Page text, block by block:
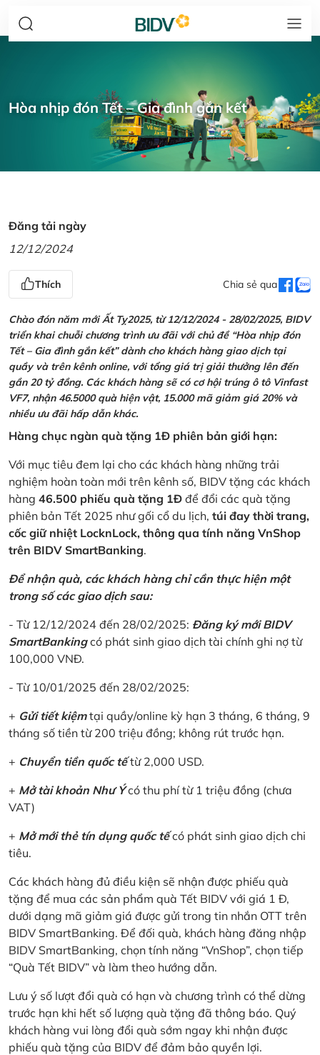
Hòa nhịp đón Tết – Gia đình gắn kết
Đăng tải ngày
12/12/2024
Thích Chia sẻ qua
Chào đón năm mới Ất Tỵ2025, từ 12/12/2024 - 28/02/2025, BIDV
triển khai chuỗi chương trình ưu đãi với chủ đề “Hòa nhịp đón
Tết – Gia đình gắn kết” dành cho khách hàng giao dịch tại
quầy và trên kênh online, với tổng giá trị giải thưởng lên đến
gần 20 tỷ đồng. Các khách hàng sẽ có cơ hội trúng ô tô Vinfast
VF7, nhận 46.5000 quà hiện vật, 15.000 mã giảm giá 20% và
nhiều ưu đãi hấp dẫn khác.
Hàng chục ngàn quà tặng 1Đ phiên bản giới hạn:
Với mục tiêu đem lại cho các khách hàng những trải
nghiệm hoàn toàn mới trên kênh số, BIDV tặng các khách
hàng 46.500 phiếu quà tặng 1Đ để đổi các quà tặng
phiên bản Tết 2025 như gối cổ du lịch, túi đay thời trang,
cốc giữ nhiệt LocknLock, thông qua tính năng VnShop
trên BIDV SmartBanking.
Để nhận quà, các khách hàng chỉ cần thực hiện một
trong số các giao dịch sau:
- Từ 12/12/2024 đến 28/02/2025: Đăng ký mới BIDV
SmartBankingcó phát sinh giao dịch tài chính ghi nợ từ
100,000 VNĐ.
- Từ 10/01/2025 đến 28/02/2025:
+ Gửi tiết kiệmtại quầy/online kỳ hạn 3 tháng, 6 tháng, 9
tháng số tiền từ 200 triệu đồng; không rút trước hạn.
+ Chuyển tiền quốc tếtừ 2,000 USD.
+ Mở tài khoản Như Ýcó thu phí từ 1 triệu đồng (chưa
VAT)
+ Mở mới thẻ tín dụng quốc tếcó phát sinh giao dịch chi
tiêu.
Các khách hàng đủ điều kiện sẽ nhận được phiếu quà
tặng để mua các sản phẩm quà Tết BIDV với giá 1 Đ,
dưới dạng mã giảm giá được gửi trong tin nhắn OTT trên
BIDV SmartBanking. Để đối quà, khách hàng đăng nhập
BIDV SmartBanking, chọn tính năng “VnShop”, chọn tiếp
“Quà Tết BIDV” và làm theo hướng dẫn.
Lưu ý số lượt đổi quà có hạn và chương trình có thể dừng
trước hạn khi hết số lượng quà tặng đã thông báo. Quý
khách hàng vui lòng đổi quà sớm ngay khi nhận được
phiếu quà tặng của BIDV để đảm bảo quyền lợi.